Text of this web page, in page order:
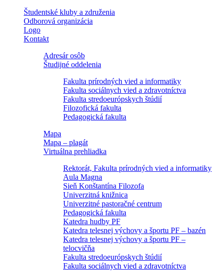
Študentské kluby a združenia
Odborová organizácia
Logo
Kontakt
Adresár osôb
Študijné oddelenia
Fakulta prírodných vied a informatiky
Fakulta sociálnych vied a zdravotníctva
Fakulta stredoeurópskych štúdií
Filozofická fakulta
Pedagogická fakulta
Mapa
Mapa – plagát
Virtuálna prehliadka
Rektorát, Fakulta prírodných vied a informatiky
Aula Magna
Sieň Konštantína Filozofa
Univerzitná knižnica
Univerzitné pastoračné centrum
Pedagogická fakulta
Katedra hudby PF
Katedra telesnej výchovy a športu PF – bazén
Katedra telesnej výchovy a športu PF –
telocvičňa
Fakulta stredoeurópskych štúdií
Fakulta sociálnych vied a zdravotníctva